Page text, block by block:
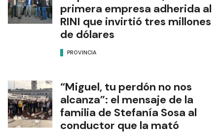
primera empresa adherida al
RINI que invirtió tres millones
de dólares
PROVINCIA
“Miguel, tu perdón no nos
alcanza”: el mensaje de la
familia de Stefanía Sosa al
conductor que la mató